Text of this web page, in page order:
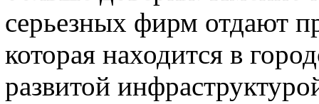
серьезных фирм отдают
которая находится в
развитой